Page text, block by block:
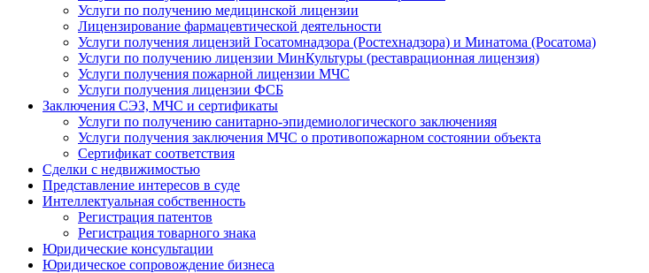
Услуги по получению медицинской лицензии
Лицензирование фармацевтической деятельности
Услуги получения лицензий Госатомнадзора (Ростехнадзора) и Минатома (Росатома)
Услуги по получению лицензии МинКультуры (реставрационная лицензия)
Услуги получения пожарной лицензии МЧС
Услуги получения лицензии ФСБ
Заключения СЭЗ, МЧС и сертификаты
Услуги по получению санитарно-эпидемиологического заключенияя
Услуги получения заключения МЧС о противопожарном состоянии объекта
Сертификат соответствия
Сделки с недвижимостью
Представление интересов в суде
Интеллектуальная собственность
Регистрация патентов
Регистрация товарного знака
Юридические консультации
Юридическое сопровождение бизнеса